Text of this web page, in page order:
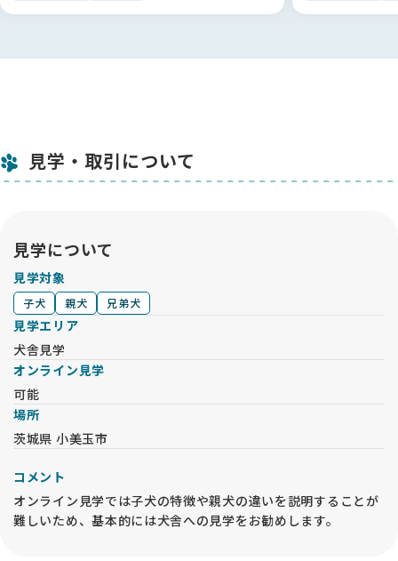
--------------------------------------------------------------
【単一遺伝子疾患検査について】
神経セロイドリポフスチン症 NCL（CL症）（ゴールデンレトリ
ルデンレトリバー系）
汎進行性網膜萎縮症 PRA 1 （ゴールデンレトリバー系）
汎進行性網膜萎縮症 PRA 2 （ゴールデンレトリバー系）
魚鱗癬（ゴールデンレトリバー系）
骨形成不全症（ゴールデンレトリバー系）
進行性網膜桿体-錐体変性症 (prcd PRA)
骨格形成異常／骨異形成症２(中程度不均衡型小犬症)
コートカラー・形質（各犬種対象遺伝子）
－－－－－－－－－－－－－－－－－－－－－－－－－－－－
－－－－
・水～金は13：30、土日は10：30、13：30のいずれかでご予
約下さい。月・火はお休みです。
・ご都合が合わないお客様はご相談ください。
・それ以外の時間は成犬・子犬のお世話やケアの時間になって
見学・取引について
見学について
見学対象
子犬 親犬 兄弟犬
見学エリア
犬舎見学
オンライン見学
可能
場所
茨城県 小美玉市
コメント
オンライン見学では子犬の特徴や親犬の違いを説明することが
難しいため、基本的には犬舎への見学をお勧めします。